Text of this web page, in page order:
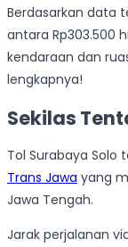
Berdasarkan data
antara Rp303.500
kendaraan dan
lengkapnya!
Sekilas
Tol Surabaya Solo
Trans Jawa yang
Jawa Tengah.
Jarak perjalanan